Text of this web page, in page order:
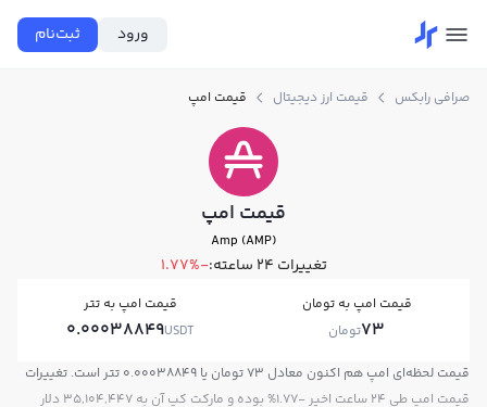
ورود ثبت‌نام
صرافی رابکس قیمت ارز دیجیتال قیمت امپ
قیمت امپ
Amp (AMP)
تغییرات ۲۴ ساعته: -1.77%
قیمت امپ به تومان
73تومان
قیمت امپ به تتر
0.00038849USDT
قیمت لحظه‌ای امپ هم اکنون معادل 73 تومان یا 0.00038849 تتر است. تغییرات
قیمت امپ طی 24 ساعت اخیر -1.77% بوده و مارکت کپ آن به 35,104,447 دلار